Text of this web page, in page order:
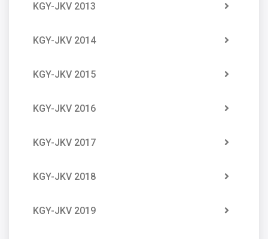
KGY-JKV 2013
KGY-JKV 2014
KGY-JKV 2015
KGY-JKV 2016
KGY-JKV 2017
KGY-JKV 2018
KGY-JKV 2019